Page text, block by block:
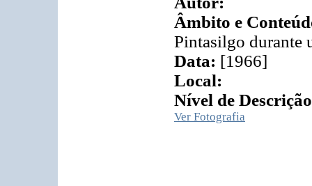
Âmbito e
Pintasilgo durante
Data: [1966]
Local:
Nível de
Ver Fotografia